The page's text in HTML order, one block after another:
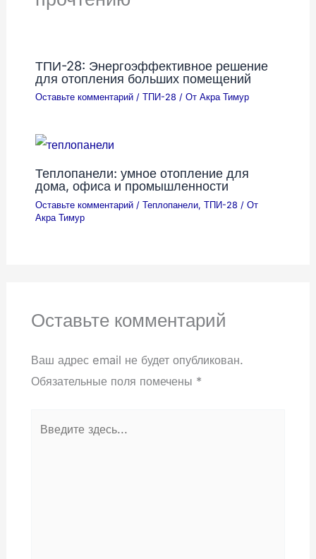
ТПИ-28: Энергоэффективное решение
для отопления больших помещений
Оставьте комментарий / ТПИ-28 / От Акра Тимур
Теплопанели: умное отопление для
дома, офиса и промышленности
Оставьте комментарий / Теплопанели, ТПИ-28 / От
Акра Тимур
Оставьте комментарий
Ваш адрес email не будет опубликован.
Обязательные поля помечены *
здесь...